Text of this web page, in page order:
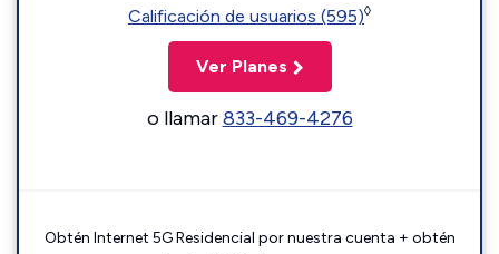
Calificación de usuarios (595)◊
Ver Planes
o llamar833-469-4276
Obtén Internet 5G Residencial por nuestra cuenta + obtén